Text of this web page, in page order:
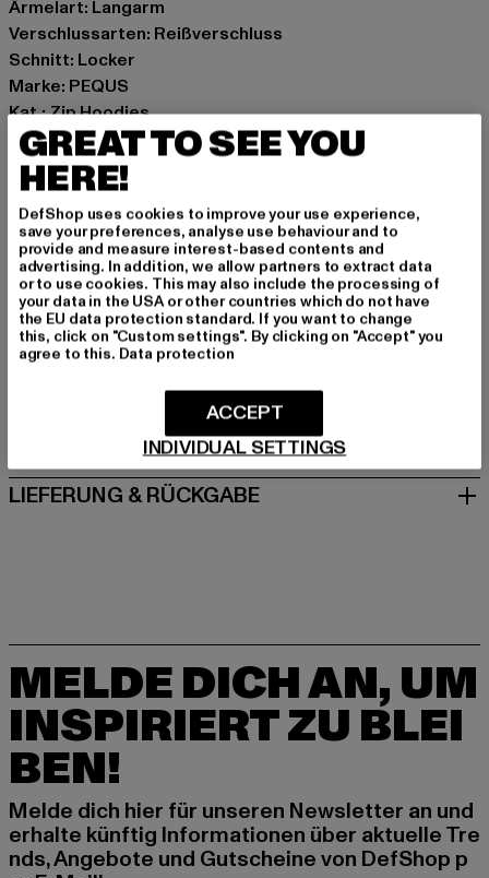
Ärmelart: Langarm
Verschlussarten: Reißverschluss
Schnitt: Locker
Marke: PEQUS
Kat.: Zip Hoodies
Farbe: beige
Hersteller Farbe: olive green
Materialzusammensetzung: 100% Baumwolle
Art.Nr: 60220006-04845
Hersteller: Urban Styles Agency GmbH & Co. KG |
agentur@urbanstylesagency.com
Schanzenstraße 41 | 51063 Köln | DE
GRÖSSE & PASSFORM
PFLEGEHINWEISE
LIEFERUNG & RÜCKGABE
MELDE DICH AN, UM
INSPIRIERT ZU BLEI
BEN!
Melde dich hier für unseren Newsletter an und
erhalte künftig Informationen über aktuelle Tre
nds, Angebote und Gutscheine von DefShop p
GREAT TO SEE YOU
HERE!
DefShop uses cookies to improve your use experience,
save your preferences, analyse use behaviour and to
provide and measure interest-based contents and
advertising. In addition, we allow partners to extract data
or to use cookies. This may also include the processing of
your data in the USA or other countries which do not have
the EU data protection standard. If you want to change
this, click on "Custom settings". By clicking on "Accept" you
agree to this. Data protection
INDIVIDUAL SETTINGS
ACCEPT